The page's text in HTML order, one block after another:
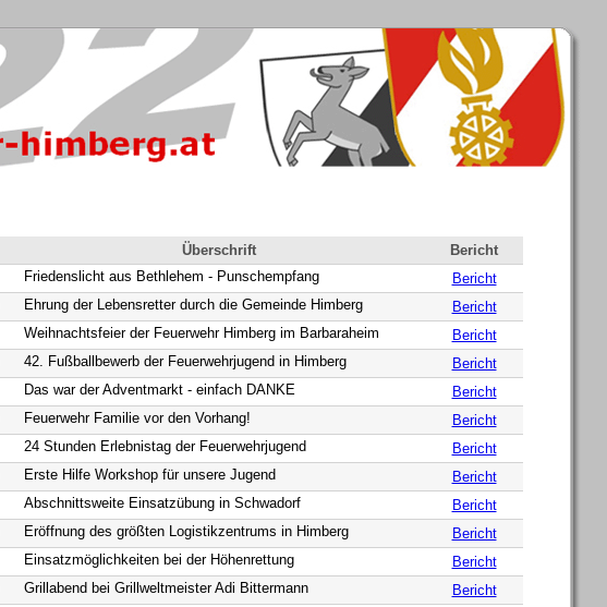
Überschrift
Bericht
Friedenslicht aus Bethlehem - Punschempfang
Bericht
Ehrung der Lebensretter durch die Gemeinde Himberg
Bericht
Weihnachtsfeier der Feuerwehr Himberg im Barbaraheim
Bericht
42. Fußballbewerb der Feuerwehrjugend in Himberg
Bericht
Das war der Adventmarkt - einfach DANKE
Bericht
Feuerwehr Familie vor den Vorhang!
Bericht
24 Stunden Erlebnistag der Feuerwehrjugend
Bericht
Erste Hilfe Workshop für unsere Jugend
Bericht
Abschnittsweite Einsatzübung in Schwadorf
Bericht
Eröffnung des größten Logistikzentrums in Himberg
Bericht
Einsatzmöglichkeiten bei der Höhenrettung
Bericht
Grillabend bei Grillweltmeister Adi Bittermann
Bericht